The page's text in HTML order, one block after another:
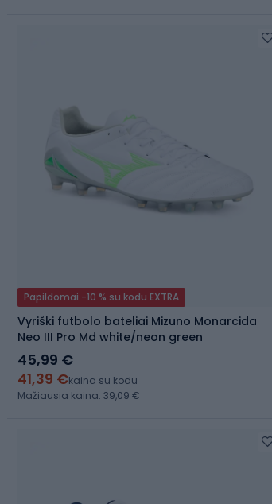
Papildomai -10 % su kodu EXTRA
Vyriški futbolo bateliai Mizuno Monarcida
Neo III Pro Md white/neon green
45,99 €
41,39 €kaina su kodu
Mažiausia kaina: 39,09 €